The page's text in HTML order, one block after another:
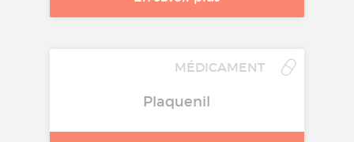
MÉDICAMENT
Plaquenil